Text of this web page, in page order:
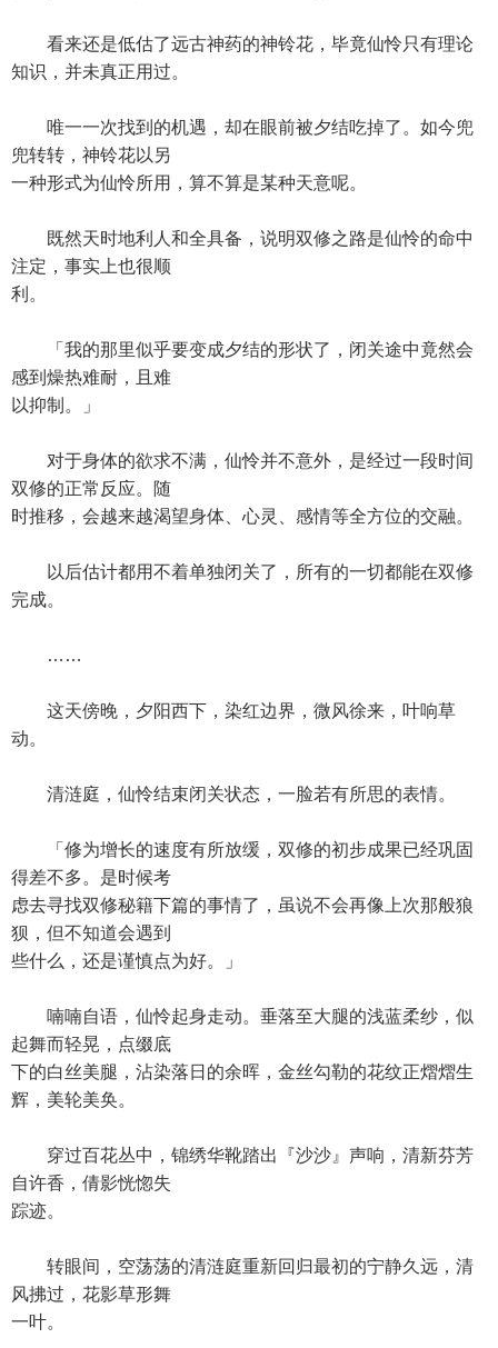
看来还是低估了远古神药的神铃花，毕竟仙怜只有理论
知识，并未真正用过。
唯一一次找到的机遇，却在眼前被夕结吃掉了。如今兜
兜转转，神铃花以另
一种形式为仙怜所用，算不算是某种天意呢。
既然天时地利人和全具备，说明双修之路是仙怜的命中
注定，事实上也很顺
利。
「我的那里似乎要变成夕结的形状了，闭关途中竟然会
感到燥热难耐，且难
以抑制。」
对于身体的欲求不满，仙怜并不意外，是经过一段时间
双修的正常反应。随
时推移，会越来越渴望身体、心灵、感情等全方位的交融。
以后估计都用不着单独闭关了，所有的一切都能在双修
完成。
……
这天傍晚，夕阳西下，染红边界，微风徐来，叶响草
动。
清涟庭，仙怜结束闭关状态，一脸若有所思的表情。
「修为增长的速度有所放缓，双修的初步成果已经巩固
得差不多。是时候考
虑去寻找双修秘籍下篇的事情了，虽说不会再像上次那般狼
狈，但不知道会遇到
些什么，还是谨慎点为好。」
喃喃自语，仙怜起身走动。垂落至大腿的浅蓝柔纱，似
起舞而轻晃，点缀底
下的白丝美腿，沾染落日的余晖，金丝勾勒的花纹正熠熠生
辉，美轮美奂。
穿过百花丛中，锦绣华靴踏出『沙沙』声响，清新芬芳
自许香，倩影恍惚失
踪迹。
转眼间，空荡荡的清涟庭重新回归最初的宁静久远，清
风拂过，花影草形舞
一叶。